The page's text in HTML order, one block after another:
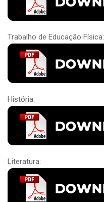
Trabalho de Educação Física:
História:
Literatura: